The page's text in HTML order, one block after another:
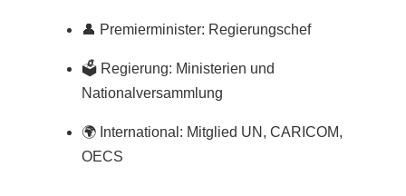
👤 Premierminister: Regierungschef
🗳️ Regierung: Ministerien und
Nationalversammlung
🌍 International: Mitglied UN, CARICOM,
OECS